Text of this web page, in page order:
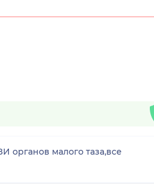
органов малого таза,все